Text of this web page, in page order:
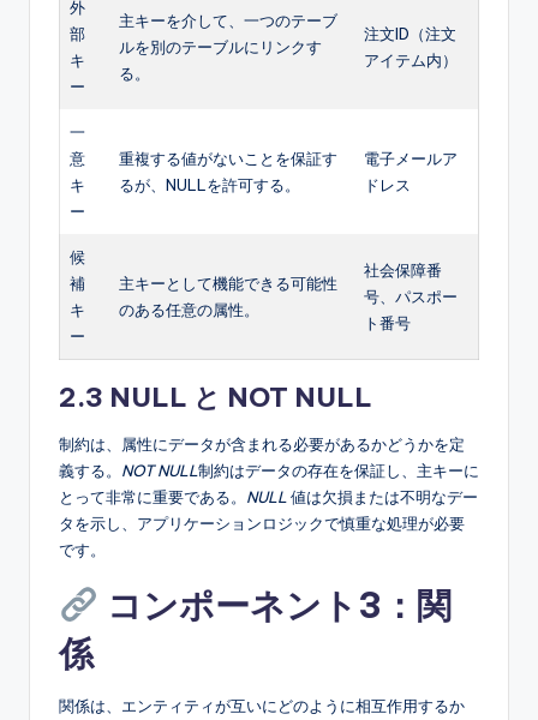
外
部
キ
ー
主キーを介して、一つのテーブ
ルを別のテーブルにリンクす
る。
注文ID（注文
アイテム内）
一
意
キ
ー
重複する値がないことを保証す
るが、NULLを許可する。
電子メールア
ドレス
候
補
キ
ー
主キーとして機能できる可能性
のある任意の属性。
社会保障番
号、パスポー
ト番号
2.3 NULL と NOT NULL
制約は、属性にデータが含まれる必要があるかどうかを定
義する。 NOT NULL制約はデータの存在を保証し、主キーに
とって非常に重要である。 NULL 値は欠損または不明なデー
タを示し、アプリケーションロジックで慎重な処理が必要
です。
コンポーネント3：関
係
関係は、エンティティが互いにどのように相互作用するか